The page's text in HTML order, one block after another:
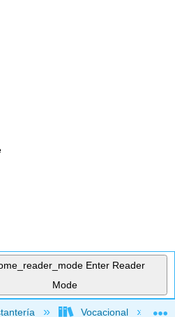
Enter Reader
Mode
jerarquía global
Vocacional